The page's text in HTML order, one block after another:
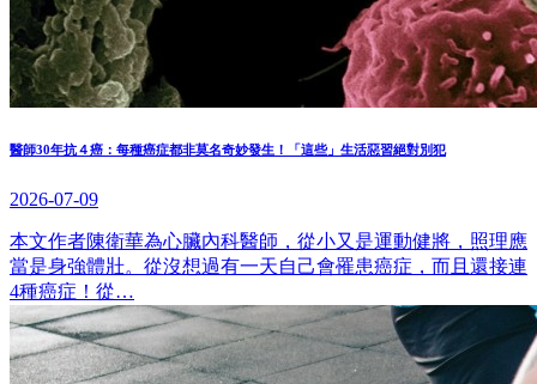
醫師30年抗４癌：每種癌症都非莫名奇妙發生！「這些」生活惡習絕對別犯
2026-07-09
本文作者陳衛華為心臟內科醫師，從小又是運動健將，照理應
當是身強體壯。從沒想過有一天自己會罹患癌症，而且還接連
4種癌症！從…